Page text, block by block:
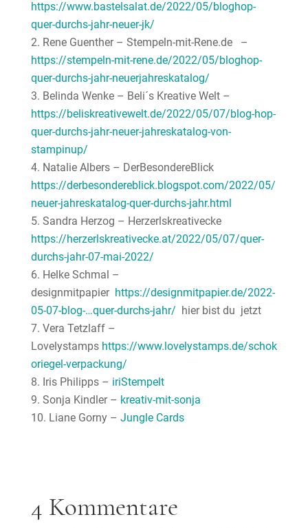
https://www.bastelsalat.de/2022/05/bloghop-
quer-durchs-jahr-neuer-jk/
Rene Guenther – Stempeln-mit-Rene.de –
https://stempeln-mit-rene.de/2022/05/bloghop-
quer-durchs-jahr-neuerjahreskatalog/
Belinda Wenke – Beli´s Kreative Welt –
https://beliskreativewelt.de/2022/05/07/blog-hop-
quer-durchs-jahr-neuer-jahreskatalog-von-
stampinup/
Natalie Albers – DerBesondereBlick
https://derbesondereblick.blogspot.com/2022/05/
neuer-jahreskatalog-quer-durchs-jahr.html
Sandra Herzog – Herzerlskreativecke
https://herzerlskreativecke.at/2022/05/07/quer-
durchs-jahr-07-mai-2022/
Helke Schmal –
designmitpapier https://designmitpapier.de/2022-
05-07-blog-…quer-durchs-jahr/ hier bist du jetzt
Vera Tetzlaff –
Lovelystamps https://www.lovelystamps.de/schok
oriegel-verpackung/
Iris Philipps – iriStempelt
Sonja Kindler – kreativ-mit-sonja
Liane Gorny – Jungle Cards
4 Kommentare